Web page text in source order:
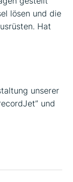
lösen und die
Hat
unserer
und